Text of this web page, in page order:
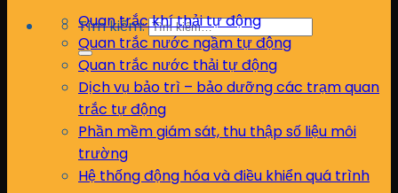
Tìm kiếm:
Quan trắc khí thải tự động
Quan trắc nước ngầm tự động
Quan trắc nước thải tự động
Dịch vụ bảo trì – bảo dưỡng các trạm quan
trắc tự động
Phần mềm giám sát, thu thập số liệu môi
trường
Hệ thống động hóa và điều khiển quá trình